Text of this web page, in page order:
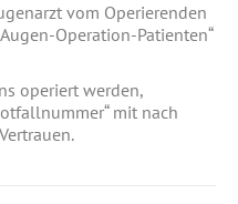
vom Operierenden
Operation-Patienten“
operiert werden,
mit nach